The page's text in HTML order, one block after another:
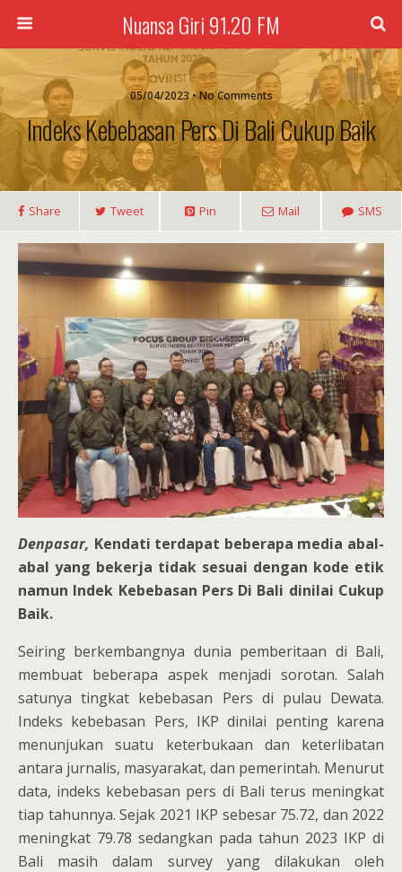
Nuansa Giri 91.20 FM
05/04/2023 • No Comments
Indeks Kebebasan Pers Di Bali Cukup Baik
Share Tweet Pin Mail SMS
Denpasar, Kendati terdapat beberapa media abal-
abal yang bekerja tidak sesuai dengan kode etik
namun Indek Kebebasan Pers Di Bali dinilai Cukup
Baik.
Seiring berkembangnya dunia pemberitaan di Bali,
membuat beberapa aspek menjadi sorotan. Salah
satunya tingkat kebebasan Pers di pulau Dewata.
Indeks kebebasan Pers, IKP dinilai penting karena
menunjukan suatu keterbukaan dan keterlibatan
antara jurnalis, masyarakat, dan pemerintah. Menurut
data, indeks kebebasan pers di Bali terus meningkat
tiap tahunnya. Sejak 2021 IKP sebesar 75.72, dan 2022
meningkat 79.78 sedangkan pada tahun 2023 IKP di
Bali masih dalam survey yang dilakukan oleh